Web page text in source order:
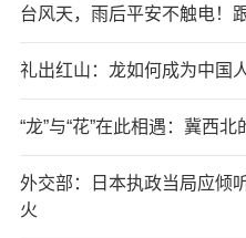
台风天，雨后平安不触电！
礼出红山：龙如何成为中国
“龙”与“花”在此相遇：冀西北
外交部：日本执政当局应倾
火